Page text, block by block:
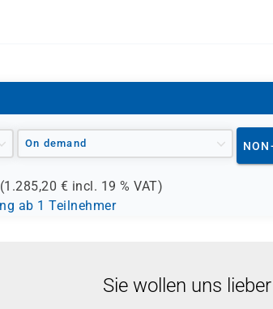
On demand
(1.285,20 € incl. 19 % VAT)
ab 1 Teilnehmer
Sie wollen uns